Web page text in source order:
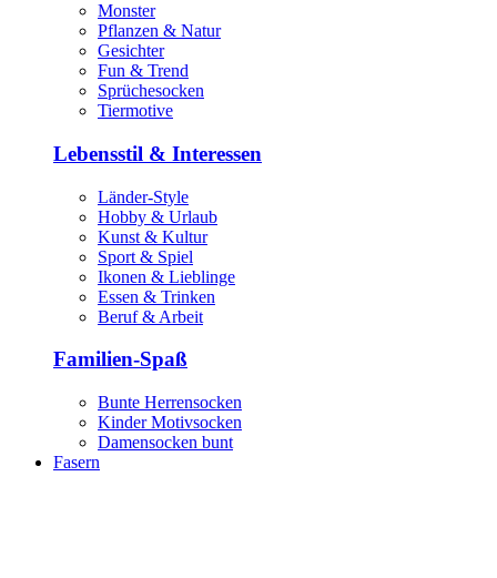
Monster
Pflanzen & Natur
Gesichter
Fun & Trend
Sprüchesocken
Tiermotive
Lebensstil & Interessen
Länder-Style
Hobby & Urlaub
Kunst & Kultur
Sport & Spiel
Ikonen & Lieblinge
Essen & Trinken
Beruf & Arbeit
Familien-Spaß
Bunte Herrensocken
Kinder Motivsocken
Damensocken bunt
Fasern